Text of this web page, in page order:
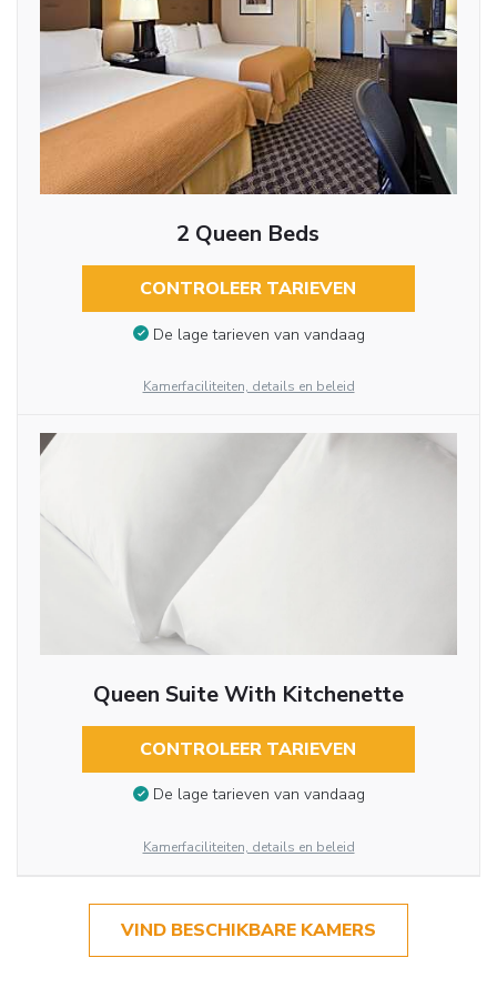
2 Queen Beds
CONTROLEER TARIEVEN
De lage tarieven van vandaag
Kamerfaciliteiten, details en beleid
Queen Suite With Kitchenette
CONTROLEER TARIEVEN
De lage tarieven van vandaag
Kamerfaciliteiten, details en beleid
VIND BESCHIKBARE KAMERS